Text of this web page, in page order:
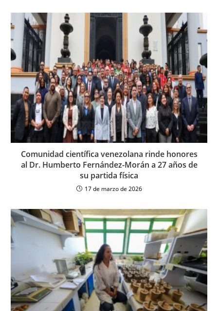
Comunidad científica venezolana rinde honores
al Dr. Humberto Fernández-Morán a 27 años de
su partida física
17 de marzo de 2026